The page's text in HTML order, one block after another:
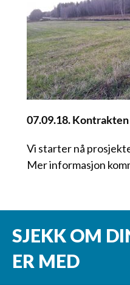
07.09.18.
Vi starter nå
Mer informasjon
SJEKK OM
ER MED